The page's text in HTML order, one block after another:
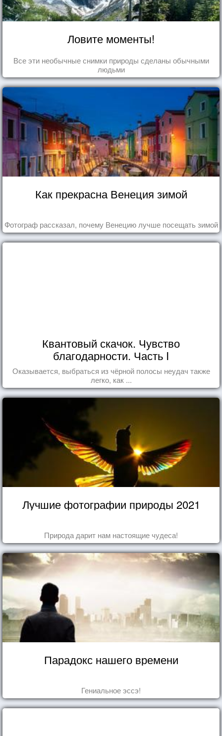
Ловите моменты!
Все эти необычные снимки природы сделаны обычными
людьми
Как прекрасна Венеция зимой
Фотограф рассказал, почему Венецию лучше посещать зимой
Квантовый скачок. Чувство
благодарности. Часть I
Оказывается, выбраться из чёрной полосы неудач также
легко, как ...
Лучшие фотографии природы 2021
Природа дарит нам настоящие чудеса!
Парадокс нашего времени
Гениальное эссэ!